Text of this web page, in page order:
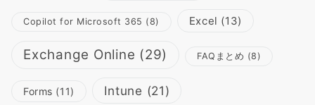
Copilot for Microsoft 365 (8) Excel (13)
Exchange Online (29) FAQまとめ (8)
Forms (11) Intune (21)